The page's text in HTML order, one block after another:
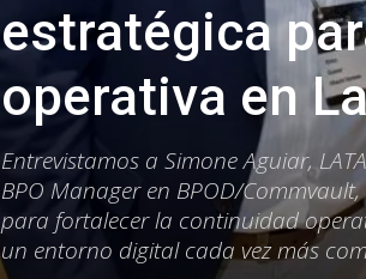
estratégica
operativa en
Entrevistamos a Simone Aguiar,
BPO Manager en BPOD/
para fortalecer la continuidad
un entorno digital cada vez más